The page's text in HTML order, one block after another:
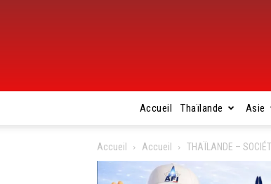
Accueil Thaïlande Asie
Accueil Accueil THAÏLANDE –